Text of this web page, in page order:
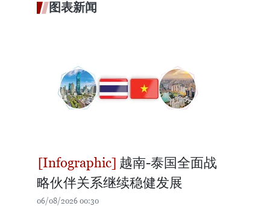
图表新闻
越南-泰国全面战
略伙伴关系继续稳健发展
06/08/2026 00:30